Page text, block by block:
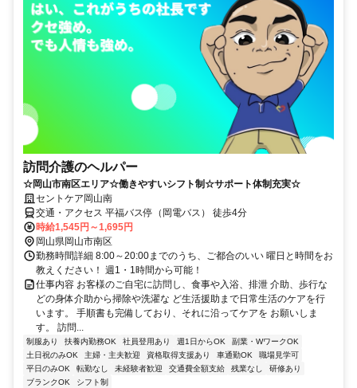
訪問介護のヘルパー
☆岡山市南区エリア☆働きやすいシフト制☆サポート体制充実☆
セントケア岡山南
交通・アクセス 平福バス停（岡電バス） 徒歩4分
時給1,545円～1,695円
岡山県岡山市南区
勤務時間詳細 8:00～20:00までのうち、ご都合のいい 曜日と時間をお
教えください！ 週1・1時間から可能！
仕事内容 お客様のご自宅に訪問し、食事や入浴、排泄 介助、歩行な
どの身体介助から掃除や洗濯な ど生活援助まで日常生活のケアを行
います。 手順書も完備しており、それに沿ってケアを お願いしま
す。 訪問...
制服あり 扶養内勤務OK 社員登用あり 週1日からOK
副業・WワークOK
土日祝のみOK
主婦・主夫歓迎 資格取得支援あり 車通勤OK
職場見学可
平日のみOK
転勤なし 未経験者歓迎 交通費全額支給 残業なし
研修あり
ブランクOK
シフト制